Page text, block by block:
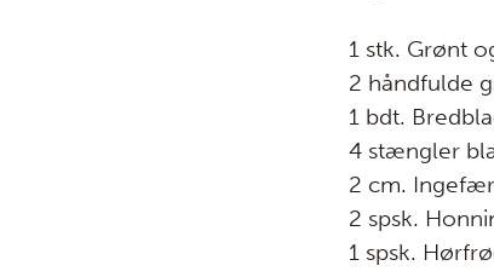
1 stk. Grønt
2 håndfulde
1 bdt.
4 stængler
2 cm. Ingefær
2 spsk.
1 spsk.